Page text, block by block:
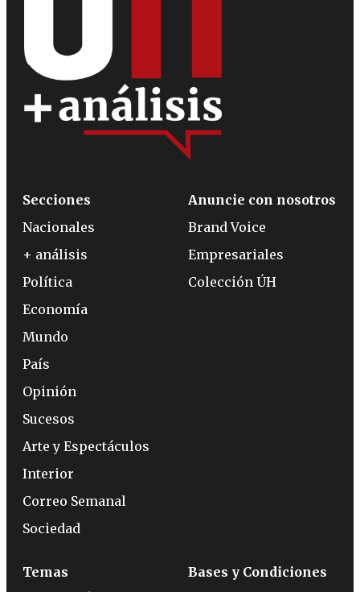
Secciones
Nacionales
+ análisis
Política
Economía
Mundo
País
Opinión
Sucesos
Arte y Espectáculos
Interior
Correo Semanal
Sociedad
Anuncie con nosotros
Brand Voice
Empresariales
Colección ÚH
Temas
Bases y Condiciones